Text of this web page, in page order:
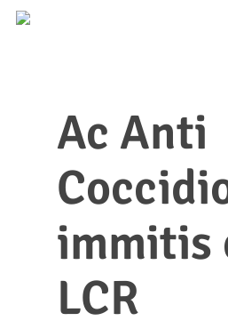
Skip
Ac Anti
immitis
LCR